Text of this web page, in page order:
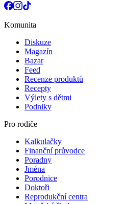
Komunita
Diskuze
Magazín
Bazar
Feed
Recenze produktů
Recepty
Výlety s dětmi
Podniky
Pro rodiče
Kalkulačky
Finanční průvodce
Poradny
Jména
Porodnice
Doktoři
Reprodukční centra